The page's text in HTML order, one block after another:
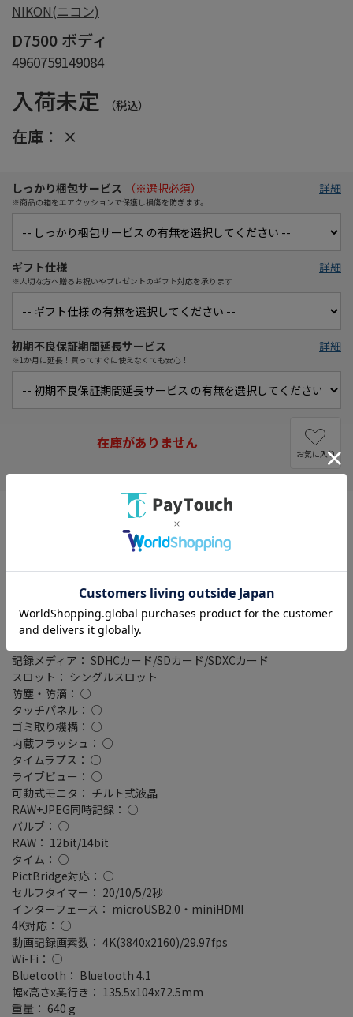
NIKON(ニコン)
D7500 ボディ
4960759149084
入荷未定 （税込）
在庫： ×
しっかり梱包サービス （※選択必須）
※商品の箱をエアクッションで保護し損傷を防ぎます。
詳細
ギフト仕様
※大切な方へ贈るお祝いやプレゼントのギフト対応を承ります
詳細
初期不良保証期間延長サービス
※1か月に延長！買ってすぐに使えなくても安心！
詳細
在庫がありません
お気に入り
レンズマウント： ニコンFマウント
画素数： 2088万画素(有効画素)
記録フォーマット： JPEG/RAW
液晶モニター： 3.2型(インチ)
ローパスフィルターレス： ○
専用電池型番： EN-EL15a/EN-EL15
記録メディア： SDHCカード/SDカード/SDXCカード
スロット： シングルスロット
防塵・防滴： ○
タッチパネル： ○
ゴミ取り機構： ○
内蔵フラッシュ： ○
タイムラプス： ○
ライブビュー： ○
可動式モニタ： チルト式液晶
RAW+JPEG同時記録： ○
バルブ： ○
RAW： 12bit/14bit
タイム： ○
PictBridge対応： ○
セルフタイマー： 20/10/5/2秒
インターフェース： microUSB2.0・miniHDMI
4K対応： ○
動画記録画素数： 4K(3840x2160)/29.97fps
Wi-Fi： ○
Bluetooth： Bluetooth 4.1
幅x高さx奥行き： 135.5x104x72.5mm
重量： 640 g